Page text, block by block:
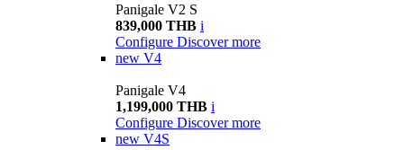
Panigale V2 S
839,000 THB i
Configure Discover more
new V4
Panigale V4
1,199,000 THB i
Configure Discover more
new V4S